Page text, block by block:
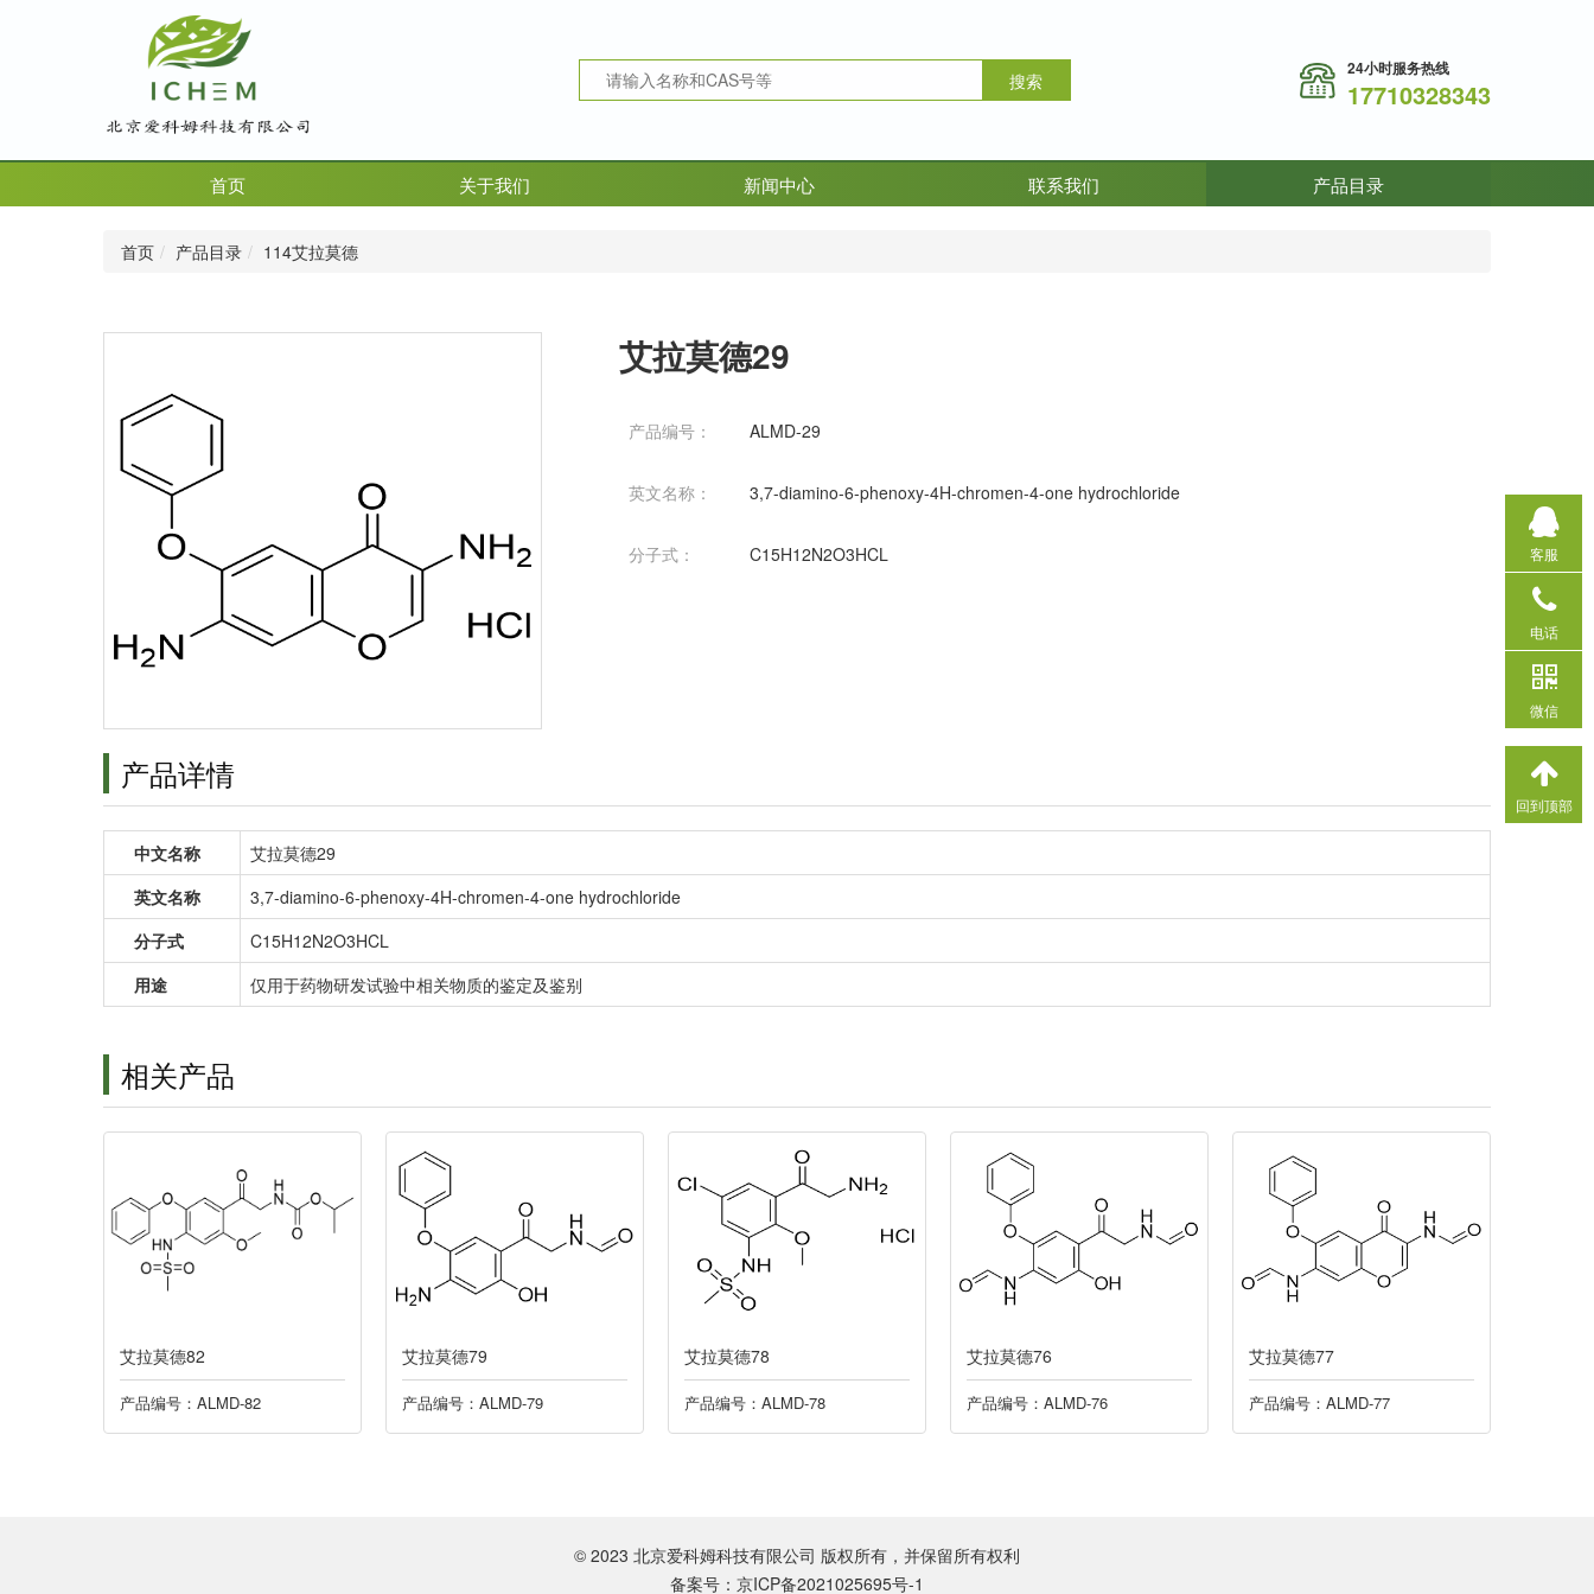
客服
电话
微信
回到顶部
24小时服务热线
17710328343
首页 关于我们 新闻中心 联系我们 产品目录
首页 产品目录 114艾拉莫德
艾拉莫德29
产品编号： ALMD-29
英文名称： 3,7-diamino-6-phenoxy-4H-chromen-4-one hydrochloride
分子式： C15H12N2O3HCL
产品详情
中文名称
艾拉莫德29
英文名称
3,7-diamino-6-phenoxy-4H-chromen-4-one hydrochloride
分子式
C15H12N2O3HCL
用途
仅用于药物研发试验中相关物质的鉴定及鉴别
相关产品
艾拉莫德82
产品编号：ALMD-82
艾拉莫德79
产品编号：ALMD-79
艾拉莫德78
产品编号：ALMD-78
艾拉莫德76
产品编号：ALMD-76
艾拉莫德77
产品编号：ALMD-77
© 2023 北京爱科姆科技有限公司 版权所有，并保留所有权利
备案号：京ICP备2021025695号-1